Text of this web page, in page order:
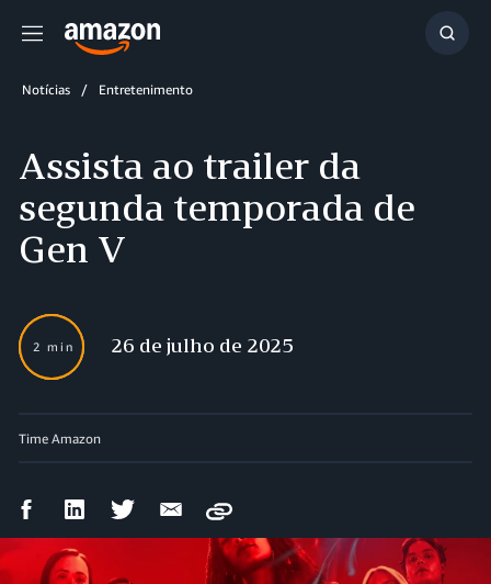
Menu
Notícias Entretenimento
Assista ao trailer da
segunda temporada de
Gen V
2 min 26 de julho de 2025
Time Amazon
Compartilhar
Facebook
CompartilharCompartilharCompartilhar
mail
Copy